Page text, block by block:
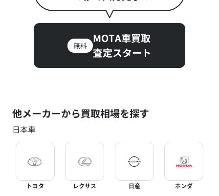
無料
MOTA車買取
査定スタート
他メーカーから買取相場を探す
日本車
トヨタ レクサス 日産 ホンダ